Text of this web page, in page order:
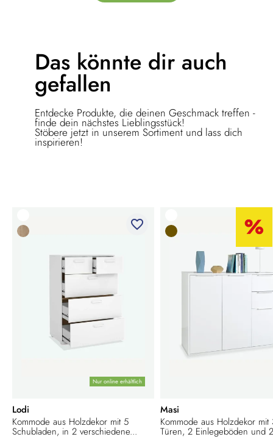
Das könnte dir auch
gefallen
Entdecke Produkte, die deinen Geschmack treffen -
finde dein nächstes Lieblingsstück!
Stöbere jetzt in unserem Sortiment und lass dich
inspirieren!
Nur online erhältlich
favorite_border
Lodi
Kommode aus Holzdekor mit 5
Schubladen, in 2 verschiedene...
Masi
Kommode aus Holzdekor mit
Türen, 2 Einlegeböden und